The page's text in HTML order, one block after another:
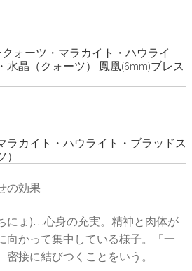
ォーツ・マラカイト・ハウライ
水晶（クォーツ） 鳳凰(6mm)ブレス
ラカイト・ハウライト・ブラッドス
の効果
にょ)…心身の充実。精神と肉体が
向かって集中している様子。「一
接に結びつくことをいう。